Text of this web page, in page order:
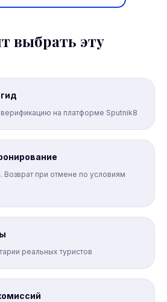
выбрать эту
на платформе Sputnik8
Возврат при отмене по условиям
реальных туристов